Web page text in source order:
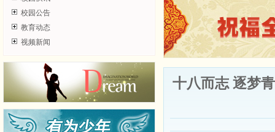
校园公告
教育动态
视频新闻
十八而志 逐梦